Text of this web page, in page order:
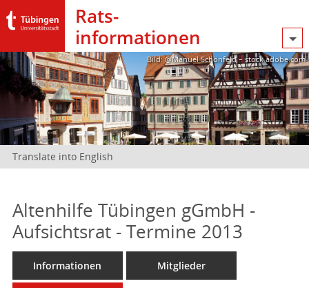
Rats­
informationen
Bild: @Manuel Schönfeld – stock.adobe.com
Translate into English
Altenhilfe Tübingen gGmbH -
Aufsichtsrat - Termine 2013
Informationen Mitglieder